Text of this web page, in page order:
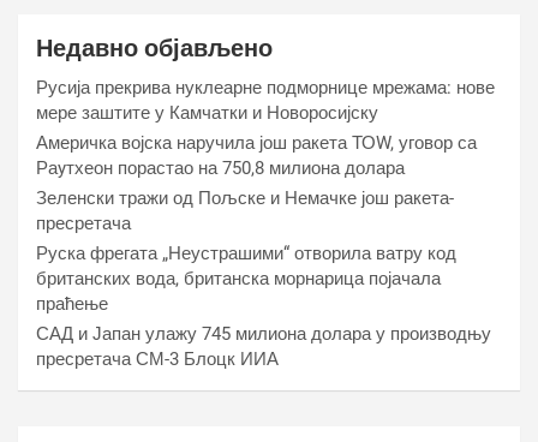
Недавно објављено
Русија прекрива нуклеарне подморнице мрежама: нове
мере заштите у Камчатки и Новоросијску
Америчка војска наручила још ракета ТОW, уговор са
Раyтхеон порастао на 750,8 милиона долара
Зеленски тражи од Пољске и Немачке још ракета-
пресретача
Руска фрегата „Неустрашими“ отворила ватру код
британских вода, британска морнарица појачала
праћење
САД и Јапан улажу 745 милиона долара у производњу
пресретача СМ-3 Блоцк ИИА